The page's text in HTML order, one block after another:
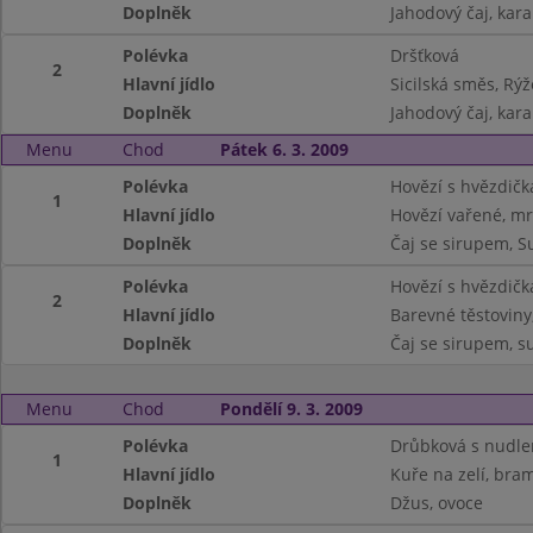
Doplněk
Jahodový čaj,
2
Polévka
Dršťková
Hlavní jídlo
Sicilská směs,
Doplněk
Jahodový čaj,
Menu
Chod Pátek 6. 3. 2009
1
Polévka
Hovězí s
Hlavní jídlo
Hovězí vařené,
Doplněk
Čaj se sirupem,
2
Polévka
Hovězí s
Hlavní jídlo
Barevné
Doplněk
Čaj se sirupem,
Menu Chod Pondělí 9. 3. 2009
1
Polévka
Drůbková s
Hlavní jídlo
Kuře na zelí,
Doplněk
Džus, ovoce